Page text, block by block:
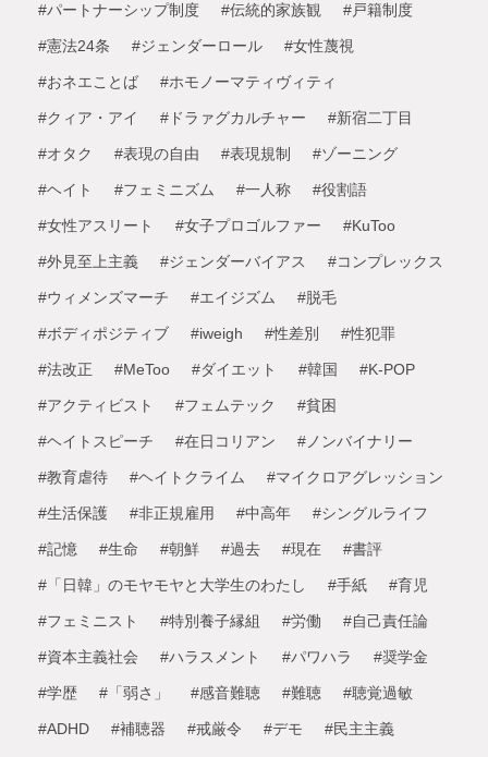
#パートナーシップ制度 #伝統的家族観 #戸籍制度
#憲法24条 #ジェンダーロール #女性蔑視
#おネエことば #ホモノーマティヴィティ
#クィア・アイ #ドラァグカルチャー #新宿二丁目
#オタク #表現の自由 #表現規制 #ゾーニング
#ヘイト #フェミニズム #一人称 #役割語
#女性アスリート #女子プロゴルファー #KuToo
#外見至上主義 #ジェンダーバイアス #コンプレックス
#ウィメンズマーチ #エイジズム #脱毛
#ボディポジティブ #iweigh #性差別 #性犯罪
#法改正 #MeToo #ダイエット #韓国 #K-POP
#アクティビスト #フェムテック #貧困
#ヘイトスピーチ #在日コリアン #ノンバイナリー
#教育虐待 #ヘイトクライム #マイクロアグレッション
#生活保護 #非正規雇用 #中高年 #シングルライフ
#記憶 #生命 #朝鮮 #過去 #現在 #書評
#「日韓」のモヤモヤと大学生のわたし #手紙 #育児
#フェミニスト #特別養子縁組 #労働 #自己責任論
#資本主義社会 #ハラスメント #パワハラ #奨学金
#学歴 #「弱さ」 #感音難聴 #難聴 #聴覚過敏
#ADHD #補聴器 #戒厳令 #デモ #民主主義